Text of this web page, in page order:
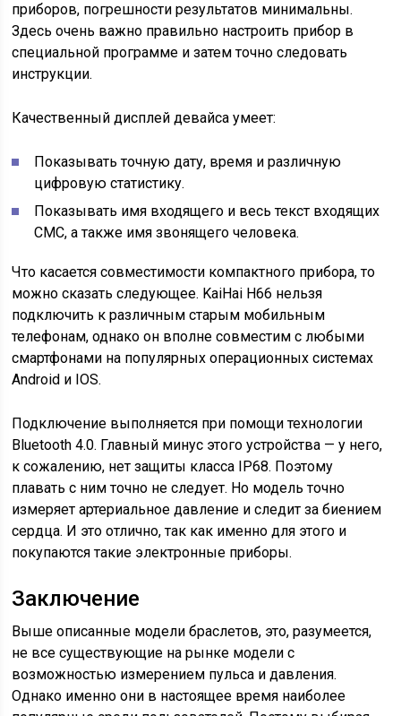
приборов, погрешности результатов минимальны.
Здесь очень важно правильно настроить прибор в
специальной программе и затем точно следовать
инструкции.
Качественный дисплей девайса умеет:
Показывать точную дату, время и различную
цифровую статистику.
Показывать имя входящего и весь текст входящих
СМС, а также имя звонящего человека.
Что касается совместимости компактного прибора, то
можно сказать следующее. KaiHai H66 нельзя
подключить к различным старым мобильным
телефонам, однако он вполне совместим с любыми
смартфонами на популярных операционных системах
Android и IOS.
Подключение выполняется при помощи технологии
Bluetooth 4.0. Главный минус этого устройства — у него,
к сожалению, нет защиты класса IP68. Поэтому
плавать с ним точно не следует. Но модель точно
измеряет артериальное давление и следит за биением
сердца. И это отлично, так как именно для этого и
покупаются такие электронные приборы.
Заключение
Выше описанные модели браслетов, это, разумеется,
не все существующие на рынке модели с
возможностью измерением пульса и давления.
Однако именно они в настоящее время наиболее